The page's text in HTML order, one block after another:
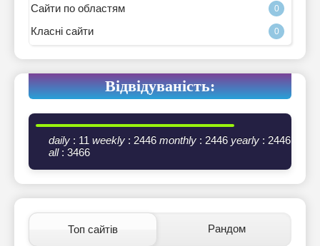
Сайти по областям 0
Класні сайти 0
Відвідуваність:
daily : 11 weekly : 2446 monthly : 2446 yearly : 2446
all: 3466
Топ сайтів Рандом